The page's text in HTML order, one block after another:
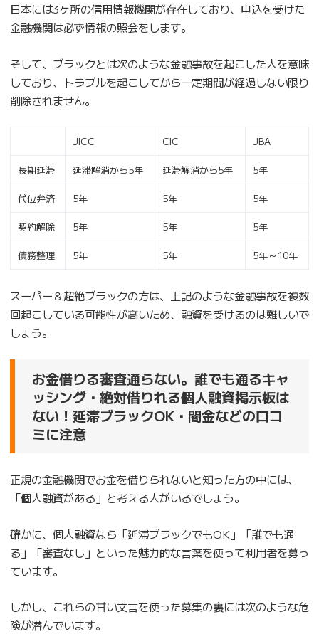
日本には3ヶ所の信用情報機関が存在しており、申込を受けた
金融機関は必ず情報の照会をします。
そして、ブラックとは次のような金融事故を起こした人を意味
しており、トラブルを起こしてから一定期間が経過しない限り
削除されません。
JICC CIC JBA
長期延滞 延滞解消から5年 延滞解消から5年 5年
代位弁済 5年 5年 5年
契約解除 5年 5年 5年
債務整理 5年 5年 5年～10年
スーパー＆超絶ブラックの方は、上記のような金融事故を複数
回起こしている可能性が高いため、融資を受けるのは難しいで
しょう。
お金借りる審査通らない。誰でも通るキャ
ッシング・絶対借りれる個人融資掲示板は
ない！延滞ブラックOK・闇金などの口コ
ミに注意
正規の金融機関でお金を借りられないと知った方の中には、
「個人融資がある」と考える人がいるでしょう。
確かに、個人融資なら「延滞ブラックでもOK」「誰でも通
る」「審査なし」といった魅力的な言葉を使って利用者を募っ
ています。
しかし、これらの甘い文言を使った募集の裏には次のような危
険が潜んでいます。